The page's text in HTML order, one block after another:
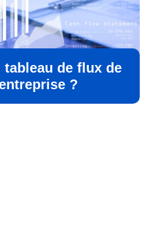
de flux de
?